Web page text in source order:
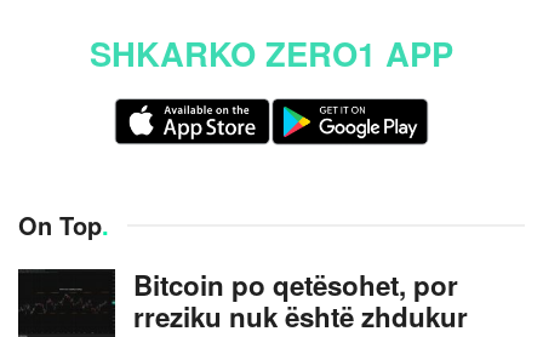
SHKARKO ZERO1 APP
On Top.
Bitcoin po qetësohet, por
rreziku nuk është zhdukur